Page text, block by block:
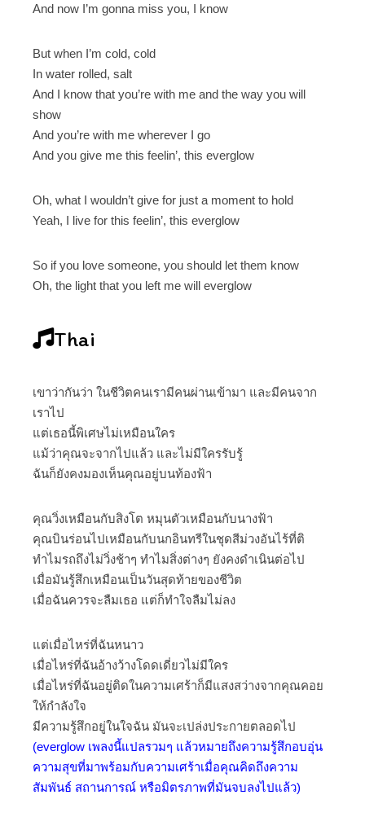
And now I’m gonna miss you, I know
But when I’m cold, cold
In water rolled, salt
And I know that you’re with me and the way you will
show
And you’re with me wherever I go
And you give me this feelin’, this everglow
Oh, what I wouldn’t give for just a moment to hold
Yeah, I live for this feelin’, this everglow
So if you love someone, you should let them know
Oh, the light that you left me will everglow
Thai
เขาว่ากันว่า ในชีวิตคนเรามีคนผ่านเข้ามา และมีคนจาก
เราไป
แต่เธอนี้พิเศษไม่เหมือนใคร
แม้ว่าคุณจะจากไปแล้ว และไม่มีใครรับรู้
ฉันก็ยังคงมองเห็นคุณอยู่บนท้องฟ้า
คุณวิ่งเหมือนกับสิงโต หมุนตัวเหมือนกับนางฟ้า
คุณบินร่อนไปเหมือนกับนกอินทรีในชุดสีม่วงอันไร้ที่ติ
ทำไมรถถึงไม่วิ่งช้าๆ ทำไมสิ่งต่างๆ ยังคงดำเนินต่อไป
เมื่อมันรู้สึกเหมือนเป็นวันสุดท้ายของชีวิต
เมื่อฉันควรจะลืมเธอ แต่ก็ทำใจลืมไม่ลง
แต่เมื่อไหร่ที่ฉันหนาว
เมื่อไหร่ที่ฉันอ้างว้างโดดเดี่ยวไม่มีใคร
เมื่อไหร่ที่ฉันอยู่ติดในความเศร้าก็มีแสงสว่างจากคุณคอย
ให้กำลังใจ
มีความรู้สึกอยู่ในใจฉัน มันจะเปล่งประกายตลอดไป
(everglow เพลงนี้แปลรวมๆ แล้วหมายถึงความรู้สึกอบอุ่น
ความสุขที่มาพร้อมกับความเศร้าเมื่อคุณคิดถึงความ
สัมพันธ์ สถานการณ์ หรือมิตรภาพที่มันจบลงไปแล้ว)